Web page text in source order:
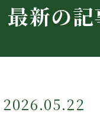
最新の
2026.05.22